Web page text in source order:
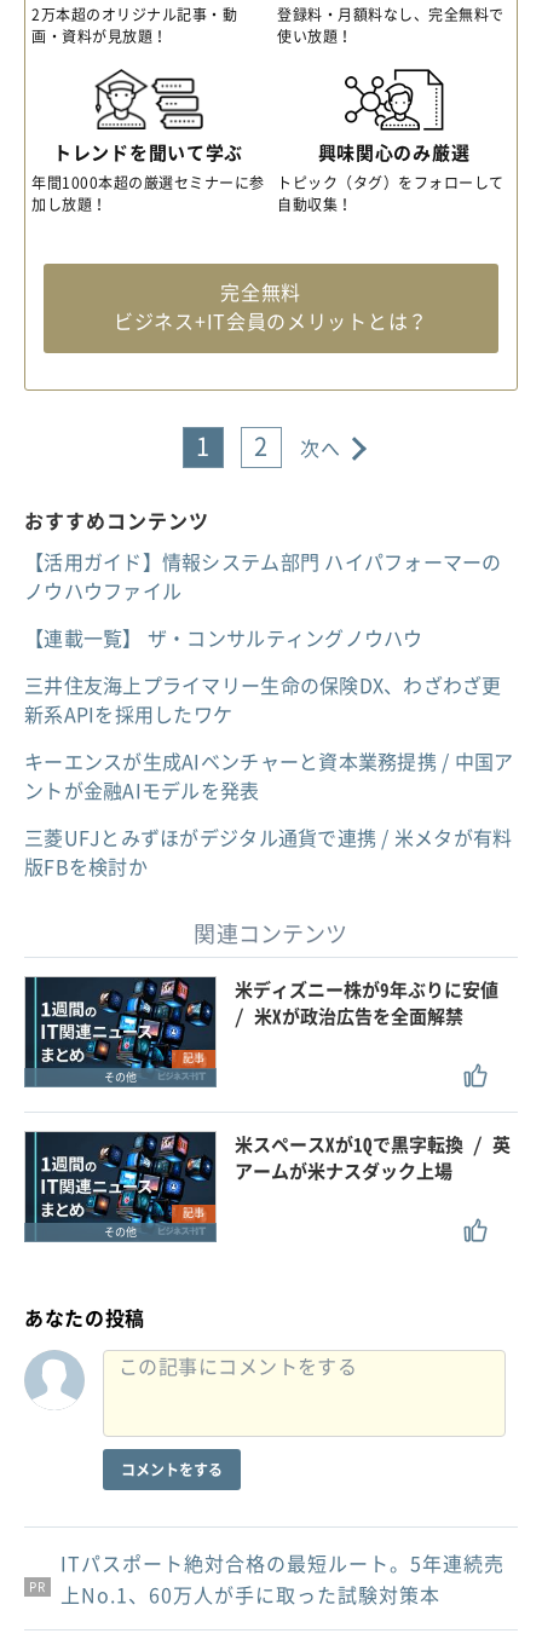
2万本超のオリジナル記事・動
画・資料が見放題！
登録料・月額料なし、完全無料で
使い放題！
トレンドを聞いて学ぶ
年間1000本超の厳選セミナーに参
加し放題！
興味関心のみ厳選
トピック（タグ）をフォローして
自動収集！
完全無料
ビジネス+IT会員のメリットとは？
1 2 次へ
おすすめコンテンツ
【活用ガイド】情報システム部門 ハイパフォーマーの
ノウハウファイル
【連載一覧】 ザ・コンサルティングノウハウ
三井住友海上プライマリー生命の保険DX、わざわざ更
新系APIを採用したワケ
キーエンスが生成AIベンチャーと資本業務提携 / 中国ア
ントが金融AIモデルを発表
三菱UFJとみずほがデジタル通貨で連携 / 米メタが有料
版FBを検討か
関連コンテンツ
記事
その他
米ディズニー株が9年ぶりに安値
/ 米Xが政治広告を全面解禁
記事
その他
米スペースXが1Qで黒字転換 / 英
アームが米ナスダック上場
あなたの投稿
コメントをする
PR
PR
PR
ITパスポート絶対合格の最短ルート。5年連続売
上No.1、60万人が手に取った試験対策本